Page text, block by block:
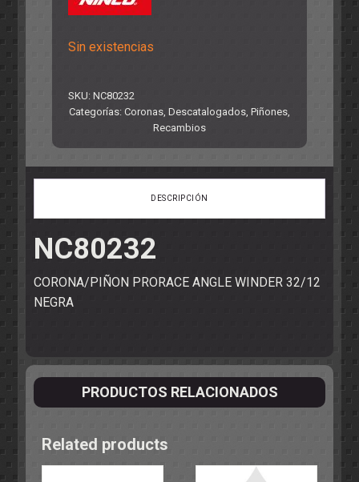
era:
es:
Sin existencias
SKU:NC80232
Categorías: Coronas, Descatalogados, Piñones,
Recambios
DESCRIPCIÓN
NC80232
CORONA/PIÑON PRORACE ANGLE WINDER 32/12
NEGRA
PRODUCTOS RELACIONADOS
Related products